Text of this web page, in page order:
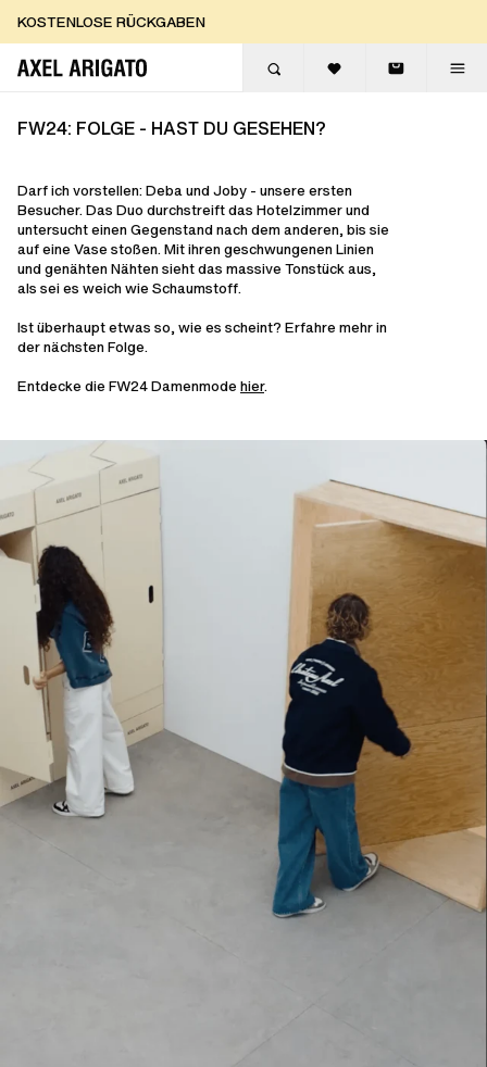
Zum Inhalt springen
KOSTENLOSE RÜCKGABEN
KOSTENLOSE EXPRESSLIEFERUNG
FW24: FOLGE - HAST DU GESEHEN?
Darf ich vorstellen: Deba und Joby - unsere ersten
Besucher. Das Duo durchstreift das Hotelzimmer und
untersucht einen Gegenstand nach dem anderen, bis sie
auf eine Vase stoßen. Mit ihren geschwungenen Linien
und genähten Nähten sieht das massive Tonstück aus,
als sei es weich wie Schaumstoff.
Ist überhaupt etwas so, wie es scheint? Erfahre mehr in
der nächsten Folge.
Entdecke die FW24 Damenmode hier.